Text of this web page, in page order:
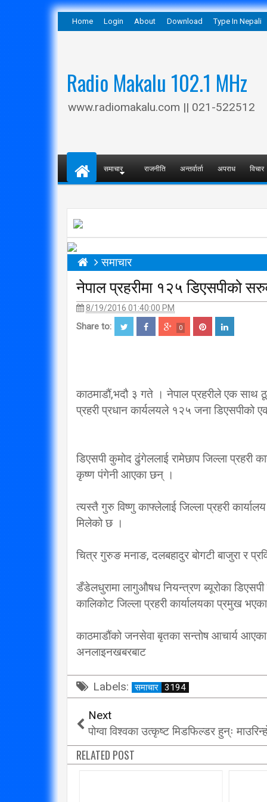
Home Login About Download Type In Nepali
Radio Makalu 102.1 MHz
www.radiomakalu.com || 021-522512
समाचार राजनीति अन्तर्वार्ता अपराध विचार
समाचार
नेपाल प्रहरीमा १२५ डिएसपीको
8/19/2016 01:40:00 PM
Share to: 0
काठमाडौं,भदौ ३ गते । नेपाल प्रहरीले एक साथ
प्रहरी प्रधान कार्यलयले १२५ जना डिएसपीको
डिएसपी कुमोद ढुंगेललाई रामेछाप जिल्ला प्रहरी
कृष्ण पंगेनी आएका छन् ।
त्यस्तै गुरु विष्णु काफ्लेलाई जिल्ला प्रहरी
मिलेको छ ।
चित्र गुरुङ मनाङ, दलबहादुर बोगटी बाजुरा र
डँडेलधुरामा लागुऔषध नियन्त्रण ब्यूरोका
कालिकोट जिल्ला प्रहरी कार्यालयका प्रमुख
काठमाडौंको जनसेवा बृतका सन्तोष आचार्य
अनलाइनखबरबाट
Labels: समाचार 3194
Next
पोग्वा विश्वका उत्कृष्ट मिडफिल्डर हुन्ः
RELATED POST